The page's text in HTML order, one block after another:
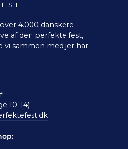
4.000 danskere
af den perfekte fest,
vi sammen med jer har
10-14)